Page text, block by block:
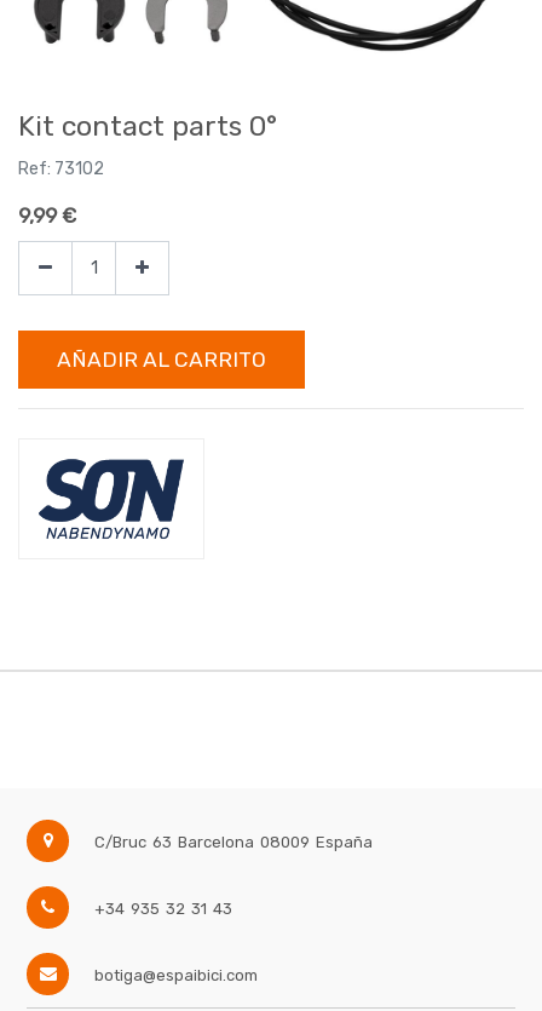
Kit contact parts 0°
Ref: 73102
9,99€
AÑADIR AL CARRITO
C/Bruc 63 Barcelona 08009 España
+34 935 32 31 43
botiga@espaibici.com